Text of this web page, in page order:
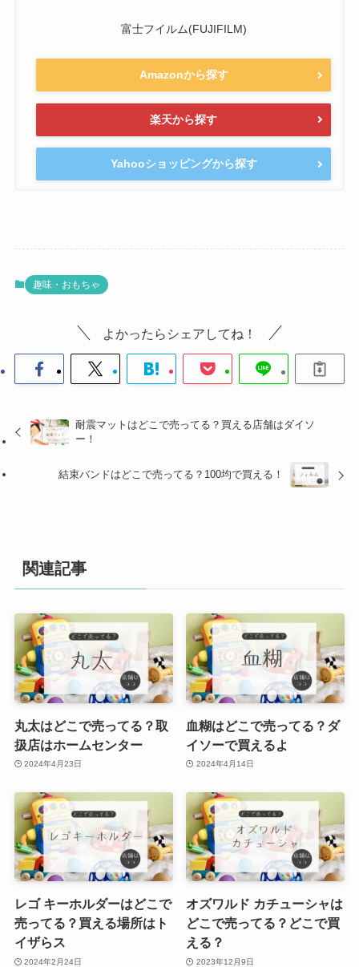
富士フイルム(FUJIFILM)
Amazonから探す
楽天から探す
Yahooショッピングから探す
趣味・おもちゃ
よかったらシェアしてね！
耐震マットはどこで売ってる？買える店舗はダイソ
ー！
結束バンドはどこで売ってる？100均で買える！
関連記事
丸太はどこで売ってる？取
扱店はホームセンター
2024年4月23日
血糊はどこで売ってる？ダ
イソーで買えるよ
2024年4月14日
レゴ キーホルダーはどこで
売ってる？買える場所はト
イザらス
2024年2月24日
オズワルド カチューシャは
どこで売ってる？どこで買
える？
2023年12月9日